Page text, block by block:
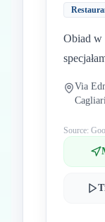
Obiad w
Via
Source: